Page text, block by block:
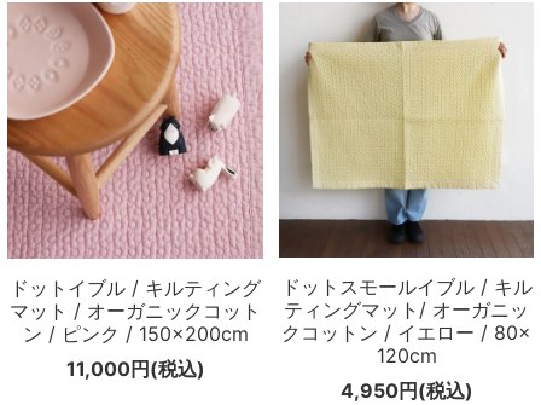
ドットイブル / キルティング
マット / オーガニックコット
ン / ピンク / 150×200cm
11,000円(税込)
ドットスモールイブル / キル
ティングマット/ オーガニッ
クコットン / イエロー / 80×
120cm
4,950円(税込)